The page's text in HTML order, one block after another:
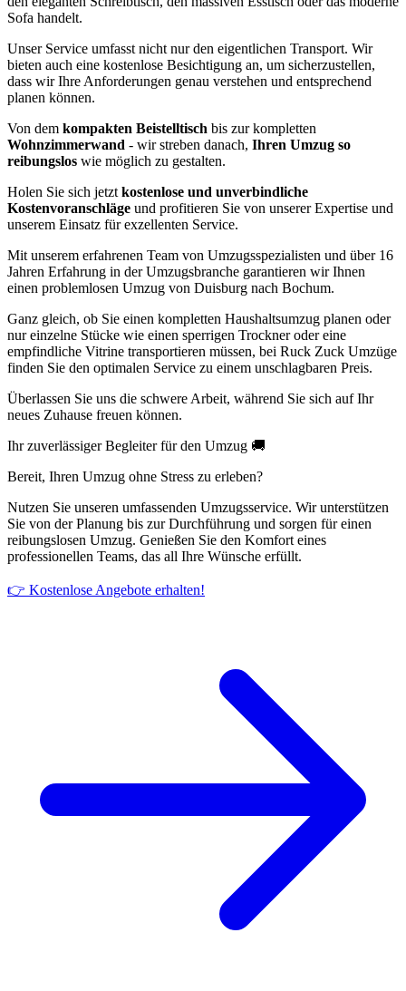
Sofa handelt.
Unser Service umfasst nicht nur den eigentlichen Transport. Wir
bieten auch eine kostenlose Besichtigung an, um sicherzustellen,
dass wir Ihre Anforderungen genau verstehen und entsprechend
planen können.
Von dem kompakten Beistelltisch bis zur kompletten
Wohnzimmerwand - wir streben danach, Ihren Umzug so
reibungslos wie möglich zu gestalten.
Holen Sie sich jetzt kostenlose und unverbindliche
Kostenvoranschläge und profitieren Sie von unserer Expertise und
unserem Einsatz für exzellenten Service.
Mit unserem erfahrenen Team von Umzugsspezialisten und über 16
Jahren Erfahrung in der Umzugsbranche garantieren wir Ihnen
einen problemlosen Umzug von Duisburg nach Bochum.
Ganz gleich, ob Sie einen kompletten Haushaltsumzug planen oder
nur einzelne Stücke wie einen sperrigen Trockner oder eine
empfindliche Vitrine transportieren müssen, bei Ruck Zuck Umzüge
finden Sie den optimalen Service zu einem unschlagbaren Preis.
Überlassen Sie uns die schwere Arbeit, während Sie sich auf Ihr
neues Zuhause freuen können.
Ihr zuverlässiger Begleiter für den Umzug 🚚
Bereit, Ihren Umzug ohne Stress zu erleben?
Nutzen Sie unseren umfassenden Umzugsservice. Wir unterstützen
Sie von der Planung bis zur Durchführung und sorgen für einen
reibungslosen Umzug. Genießen Sie den Komfort eines
professionellen Teams, das all Ihre Wünsche erfüllt.
👉 Kostenlose Angebote erhalten!